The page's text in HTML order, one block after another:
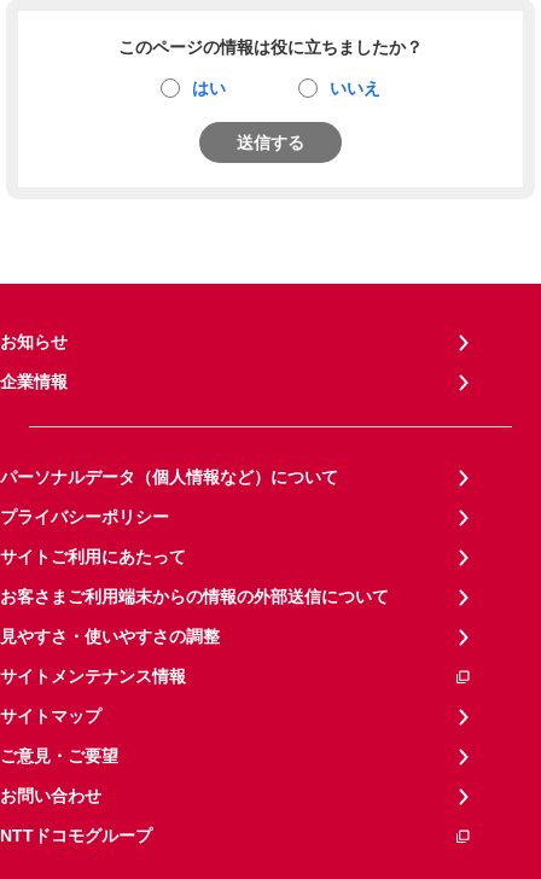
このページの情報は役に立ちましたか？
はい いいえ
送信する
お知らせ
企業情報
パーソナルデータ（個人情報など）について
プライバシーポリシー
サイトご利用にあたって
お客さまご利用端末からの情報の外部送信について
見やすさ・使いやすさの調整
サイトメンテナンス情報
サイトマップ
ご意見・ご要望
お問い合わせ
NTTドコモグループ